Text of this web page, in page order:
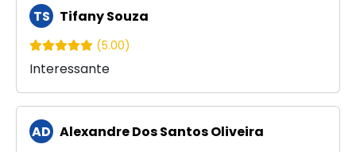
TS Tifany Souza
(5.00)
Interessante
AD Alexandre Dos Santos Oliveira